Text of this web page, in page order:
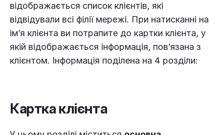
відображається список клієнтів, які
відвідували всі філії мережі. При натисканні на
ім’я клієнта ви потрапите до картки клієнта, у
якій відображається інформація, пов’язана з
клієнтом. Інформація поділена на 4 розділи:
Картка клієнта